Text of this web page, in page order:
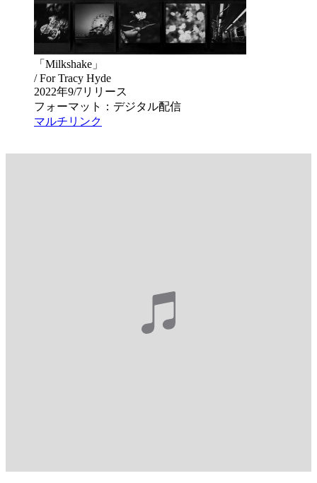
「Milkshake」
/ For Tracy Hyde
2022年9/7リリース
フォーマット：デジタル配信
マルチリンク